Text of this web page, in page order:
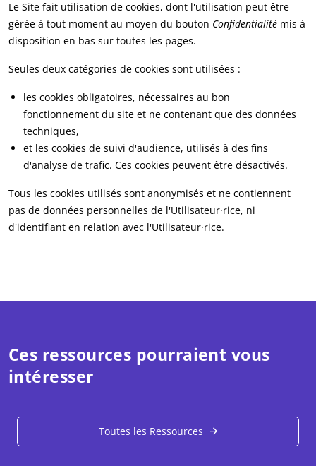
Le Site fait utilisation de cookies, dont l'utilisation peut être
gérée à tout moment au moyen du bouton Confidentialité mis à
disposition en bas sur toutes les pages.
Seules deux catégories de cookies sont utilisées :
les cookies obligatoires, nécessaires au bon
fonctionnement du site et ne contenant que des données
techniques,
et les cookies de suivi d'audience, utilisés à des fins
d'analyse de trafic. Ces cookies peuvent être désactivés.
Tous les cookies utilisés sont anonymisés et ne contiennent
pas de données personnelles de l'Utilisateur·rice, ni
d'identifiant en relation avec l'Utilisateur·rice.
Ces ressources pourraient vous
intéresser
Toutes les Ressources